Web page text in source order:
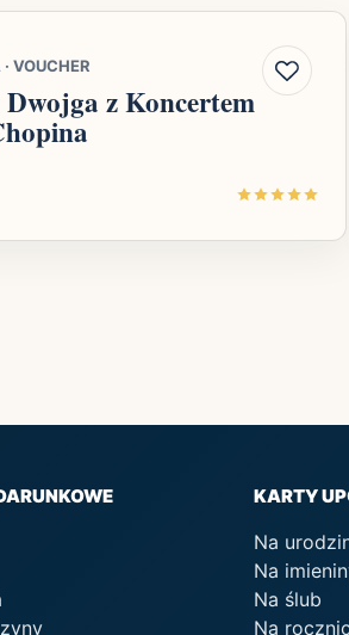
· VOUCHER
z Koncertem
KARTY
Na
Na
Na ślub
Na